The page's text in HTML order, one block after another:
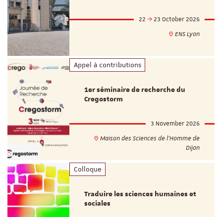
22
23 October 2026
ENS Lyon
Appel à contributions
1er séminaire de recherche du
Cregostorm
3 November 2026
Maison des Sciences de l'Homme de
Dijon
Colloque
Traduire les sciences humaines et
sociales